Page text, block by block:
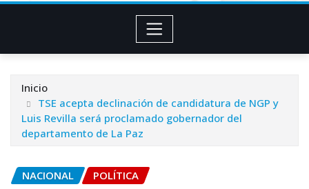
Inicio
TSE acepta declinación de candidatura de NGP y
Luis Revilla será proclamado gobernador del
departamento de La Paz
NACIONAL POLÍTICA